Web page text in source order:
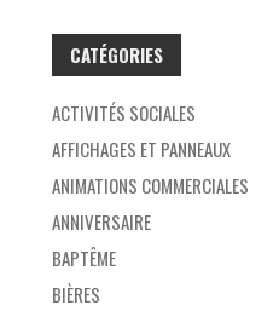
CATÉGORIES
ACTIVITÉS SOCIALES
AFFICHAGES ET PANNEAUX
ANIMATIONS COMMERCIALES
ANNIVERSAIRE
BAPTÊME
BIÈRES